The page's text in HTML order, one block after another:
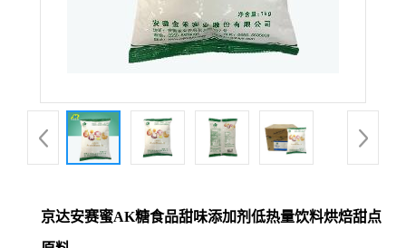
京达安赛蜜AK糖食品甜味添加剂低热量饮料烘焙甜点